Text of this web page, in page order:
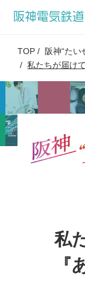
TOP
阪神“たい
私たちが届け
私
『